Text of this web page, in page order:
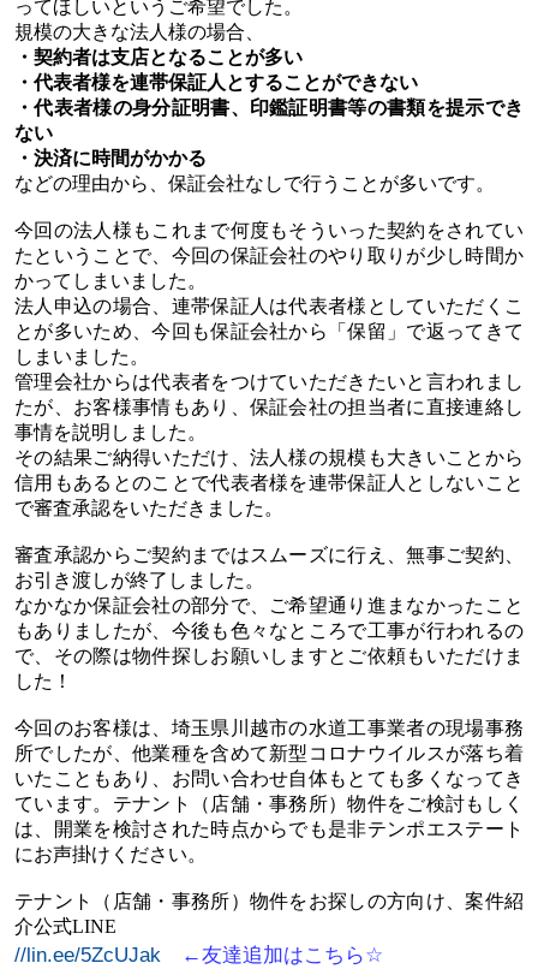
ってほしいというご希望でした。
規模の大きな法人様の場合、
・契約者は支店となることが多い
・代表者様を連帯保証人とすることができない
・代表者様の身分証明書、印鑑証明書等の書類を提示でき
ない
・決済に時間がかかる
などの理由から、保証会社なしで行うことが多いです。
今回の法人様もこれまで何度もそういった契約をされてい
たということで、今回の保証会社のやり取りが少し時間か
かってしまいました。
法人申込の場合、連帯保証人は代表者様としていただくこ
とが多いため、今回も保証会社から「保留」で返ってきて
しまいました。
管理会社からは代表者をつけていただきたいと言われまし
たが、お客様事情もあり、保証会社の担当者に直接連絡し
事情を説明しました。
その結果ご納得いただけ、法人様の規模も大きいことから
信用もあるとのことで代表者様を連帯保証人としないこと
で審査承認をいただきました。
審査承認からご契約まではスムーズに行え、無事ご契約、
お引き渡しが終了しました。
なかなか保証会社の部分で、ご希望通り進まなかったこと
もありましたが、今後も色々なところで工事が行われるの
で、その際は物件探しお願いしますとご依頼もいただけま
した！
今回のお客様は、埼玉県川越市の水道工事業者の現場事務
所でしたが、他業種を含めて新型コロナウイルスが落ち着
いたこともあり、お問い合わせ自体もとても多くなってき
ています。テナント（店舗・事務所）物件をご検討もしく
は、開業を検討された時点からでも是非テンポエステート
にお声掛けください。
テナント（店舗・事務所）物件をお探しの方向け、案件紹
介公式LINE
//lin.ee/5ZcUJak ←友達追加はこちら☆